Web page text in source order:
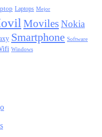
Laptops Mejor
MovilesNokia
Smartphone Software
Windows